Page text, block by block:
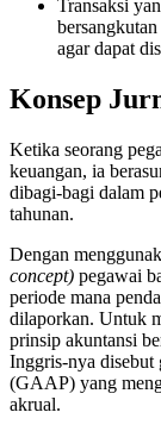
Transaksi
agar dapat
Konsep
Ketika seorang
keuangan, ia
dibagi-bagi dalam
tahunan.
Dengan
concept) pegawai
periode mana
dilaporkan. Untuk
prinsip akuntansi
Inggris-nya disebut
(GAAP) yang
akrual.